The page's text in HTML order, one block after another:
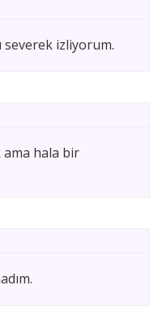
izliyorum.
ama hala bir